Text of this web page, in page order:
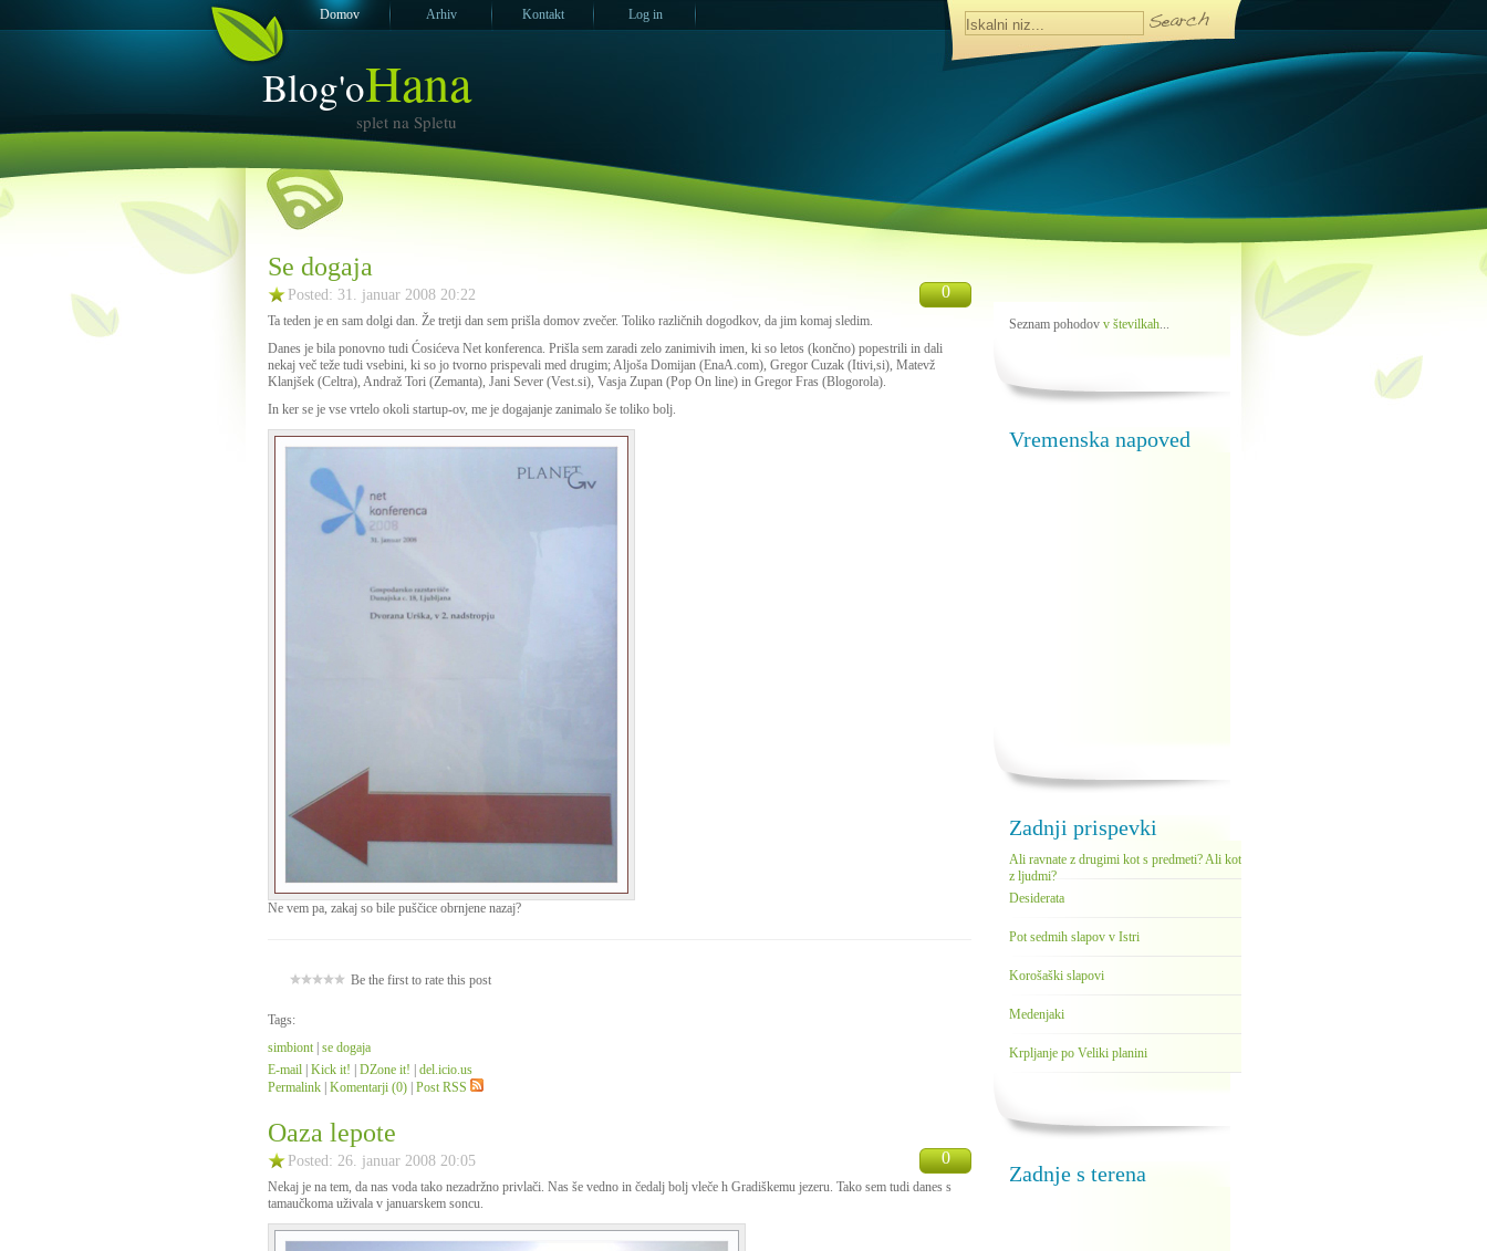
Domov Arhiv Kontakt Log in
Blog'oHana
splet na Spletu
Se dogaja
Posted: 31. januar 2008 20:22 0
Ta teden je en sam dolgi dan. Že tretji dan sem prišla domov zvečer. Toliko različnih dogodkov, da jim komaj sledim.
Danes je bila ponovno tudi Ćosićeva Net konferenca. Prišla sem zaradi zelo zanimivih imen, ki so letos (končno) popestrili in dali
nekaj več teže tudi vsebini, ki so jo tvorno prispevali med drugim; Aljoša Domijan (EnaA.com), Gregor Cuzak (Itivi,si), Matevž
Klanjšek (Celtra), Andraž Tori (Zemanta), Jani Sever (Vest.si), Vasja Zupan (Pop On line) in Gregor Fras (Blogorola).
In ker se je vse vrtelo okoli startup-ov, me je dogajanje zanimalo še toliko bolj.
Ne vem pa, zakaj so bile puščice obrnjene nazaj?
Be the first to rate this post
Tags:
simbiont| se dogaja
E-mail Kick it! DZone it!
del.icio.us
Permalink Komentarji (0) Post RSS
Oaza lepote
Posted: 26. januar 2008 20:05 0
Nekaj je na tem, da nas voda tako nezadržno privlači. Nas še vedno in čedalj bolj vleče h Gradiškemu jezeru. Tako sem tudi danes s
tamaučkoma uživala v januarskem soncu.
Seznam pohodov v številkah...
Vremenska napoved
Zadnji prispevki
Ali ravnate z drugimi kot s predmeti? Ali kot
z ljudmi?
Desiderata
Pot sedmih slapov v Istri
Korošaški slapovi
Medenjaki
Krpljanje po Veliki planini
Zadnje s terena